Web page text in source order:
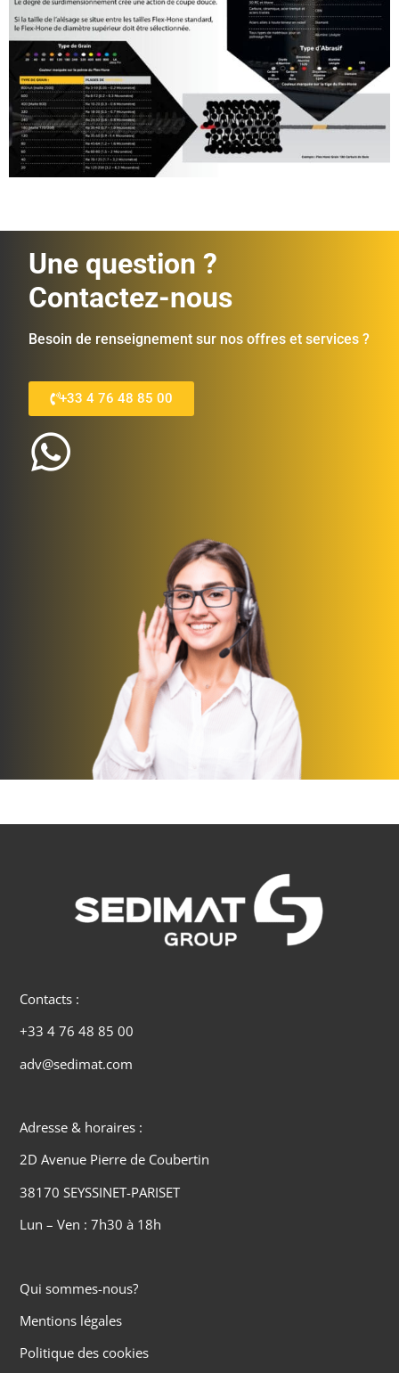
Une question ?
Contactez-nous
Besoin de renseignement sur nos offres et services ?
+33 4 76 48 85 00
Contacts :
+33 4 76 48 85 00
adv@sedimat.com
Adresse & horaires :
2D Avenue Pierre de Coubertin
38170 SEYSSINET-PARISET
Lun – Ven : 7h30 à 18h
Qui sommes-nous?
Mentions légales
Politique des cookies